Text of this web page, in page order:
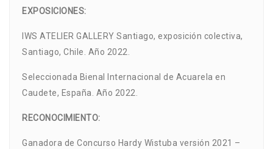
EXPOSICIONES:
IWS ATELIER GALLERY Santiago, exposición colectiva,
Santiago, Chile. Año 2022.
Seleccionada Bienal Internacional de Acuarela en
Caudete, España. Año 2022.
RECONOCIMIENTO:
Ganadora de Concurso Hardy Wistuba versión 2021 –